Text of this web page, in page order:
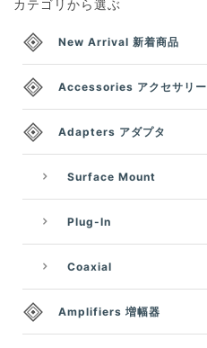
カテゴリから選ぶ
New Arrival 新着商品
Accessories アクセサリー
Adapters アダプタ
Surface Mount
Plug-In
Coaxial
Amplifiers 増幅器